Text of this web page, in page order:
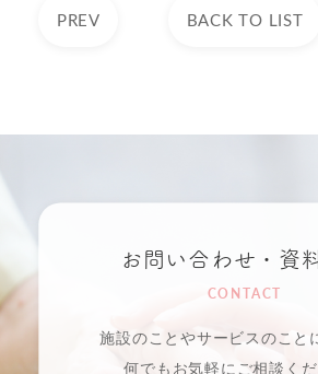
PREV BACK TO LIST
お問い合わせ・資
CONTACT
施設のことやサービスのこと
何でもお気軽にご相談くだ